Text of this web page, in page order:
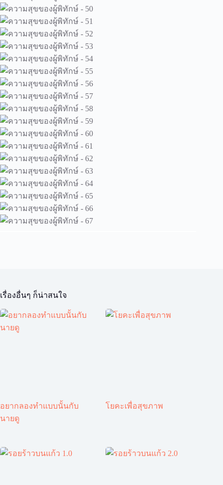
เรื่องอื่นๆ ก็น่าสนใจ
อยากลองทำแบบนั้นกับ
นายดู
โยคะเพื่อสุขภาพ